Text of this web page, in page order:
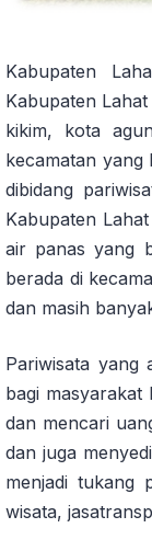
Kabupaten
Kabupaten
kikim, kota
kecamatan yang
dibidang
Kabupaten
air panas yang
berada di
dan masih
Pariwisata yang
bagi masyarakat
dan mencari
dan juga
menjadi tukang
wisata,